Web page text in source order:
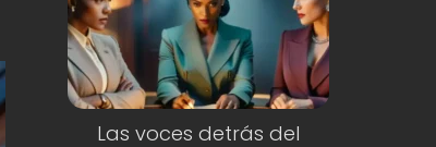
Las voces detrás del